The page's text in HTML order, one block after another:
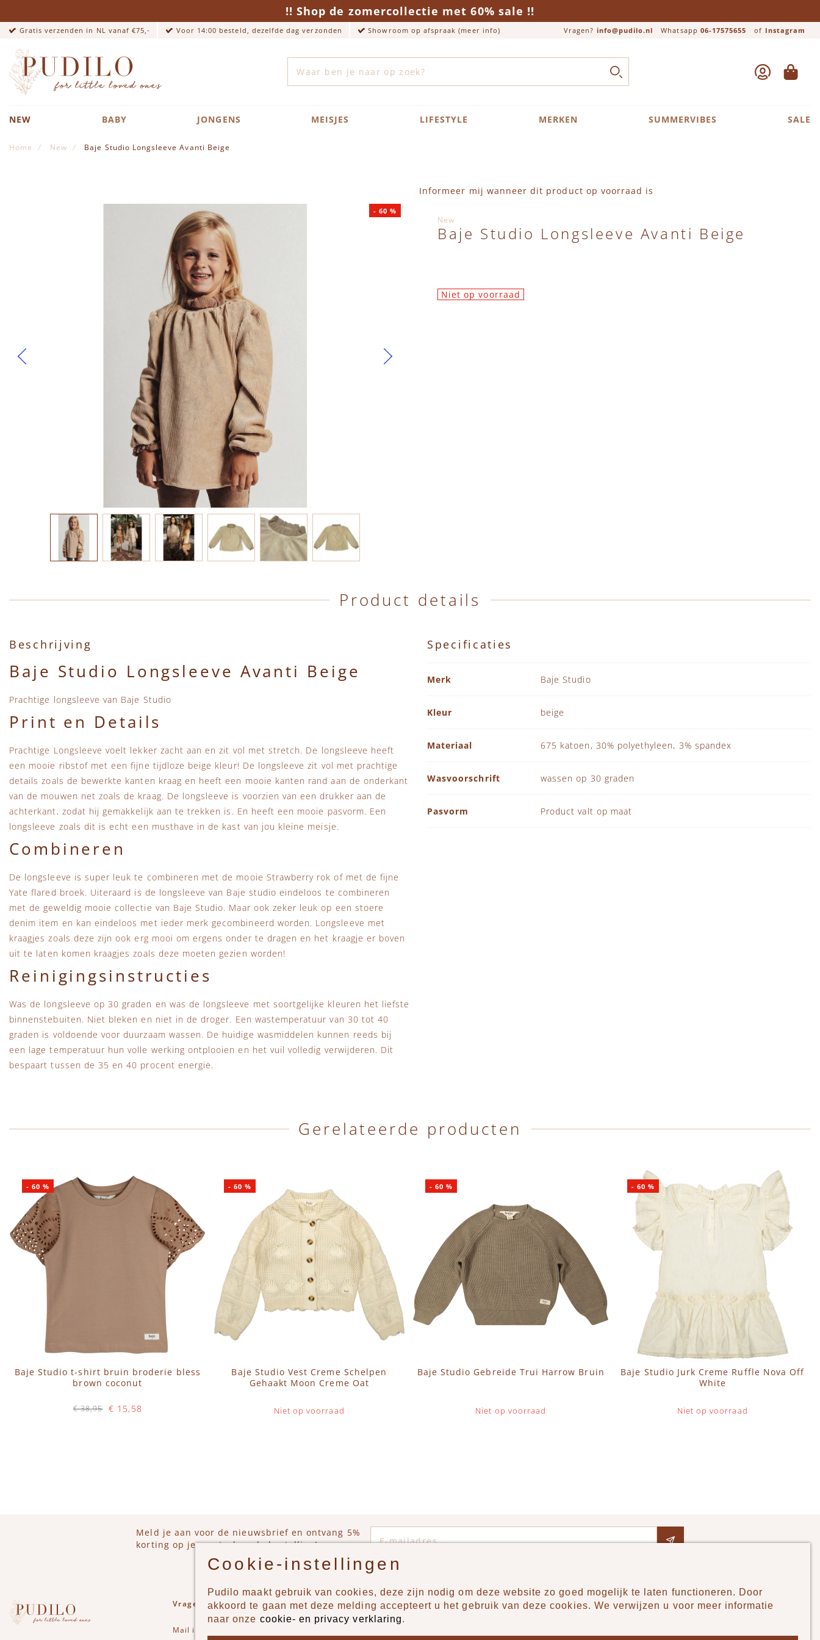
!! Shop de zomercollectie met 60% sale !!
Gratis verzenden in NL vanaf €75,- Voor 14:00 besteld, dezelfde dag verzonden Showroom op afspraak (meer info) Vragen? info@pudilo.nl Whatsapp 06-17575655 of Instagram
Close search
ZOEK ACCOUNT
NEW BABY JONGENS MEISJES LIFESTYLE MERKEN SUMMERVIBES SALE
Home New Baje Studio Longsleeve Avanti Beige
Ga naar het einde van de afbeeldingen-gallerij - 60 %
Informeer mij wanneer dit product op voorraad is
New
Baje Studio Longsleeve Avanti Beige
Niet op voorraad
Product details
Beschrijving
Baje Studio Longsleeve Avanti Beige
Prachtige longsleeve van Baje Studio
Print en Details
Prachtige Longsleeve voelt lekker zacht aan en zit vol met stretch. De longsleeve heeft
een mooie ribstof met een fijne tijdloze beige kleur! De longsleeve zit vol met prachtige
details zoals de bewerkte kanten kraag en heeft een mooie kanten rand aan de onderkant
van de mouwen net zoals de kraag. De longsleeve is voorzien van een drukker aan de
achterkant, zodat hij gemakkelijk aan te trekken is. En heeft een mooie pasvorm. Een
longsleeve zoals dit is echt een musthave in de kast van jou kleine meisje.
Combineren
De longsleeve is super leuk te combineren met de mooie Strawberry rok of met de fijne
Yate flared broek. Uiteraard is de longsleeve van Baje studio eindeloos te combineren
met de geweldig mooie collectie van Baje Studio. Maar ook zeker leuk op een stoere
denim item en kan eindeloos met ieder merk gecombineerd worden. Longsleeve met
kraagjes zoals deze zijn ook erg mooi om ergens onder te dragen en het kraagje er boven
uit te laten komen kraagjes zoals deze moeten gezien worden!
Reinigingsinstructies
Was de longsleeve op 30 graden en was de longsleeve met soortgelijke kleuren het liefste
binnenstebuiten. Niet bleken en niet in de droger. Een wastemperatuur van 30 tot 40
graden is voldoende voor duurzaam wassen. De huidige wasmiddelen kunnen reeds bij
een lage temperatuur hun volle werking ontplooien en het vuil volledig verwijderen. Dit
bespaart tussen de 35 en 40 procent energie.
Specificaties
Merk
Baje Studio
Kleur beige
Materiaal 675 katoen, 30% polyethyleen, 3% spandex
Wasvoorschrift wassen op 30 graden
Pasvorm Product valt op maat
Gerelateerde producten
Baje Studio t-shirt bruin broderie bless
brown coconut
€ 15,58
€ 38,95
-60 %
Baje Studio Vest Creme Schelpen
Gehaakt Moon Creme Oat
Niet op voorraad
- 60 %
Baje Studio Gebreide Trui Harrow Bruin
Niet op voorraad
-60 %
Baje Studio Jurk Creme Ruffle Nova Off
White
Niet op voorraad
- 60 %
Meld je aan voor de nieuwsbrief en ontvang 5%
korting op je eerstvolgende bestelling!
Vragen of opmerkingen?
Mail info@pudilo.nl
Producten Pudilo
Cookie-instellingen
Pudilo maakt gebruik van cookies, deze zijn nodig om deze website zo goed mogelijk te laten functioneren. Door
akkoord te gaan met deze melding accepteert u het gebruik van deze cookies. We verwijzen u voor meer informatie
naar onze cookie- en privacy verklaring.